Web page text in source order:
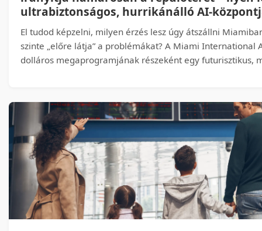
ultrabiztonságos, hurrikánálló AI-
El tudod képzelni, milyen érzés lesz úgy átszállni
szinte „előre látja” a problémákat? A Miami International
dolláros megaprogramjának részeként egy futurisztikus,
kevesebb legyen a várakozás, a káosz és a stressz.
hogyan változtatja meg ez az ultramodern „digitális
Miamiban.